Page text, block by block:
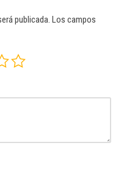
publicada. Los campos